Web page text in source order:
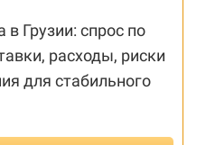
Грузии: спрос по
расходы, риски
для стабильного